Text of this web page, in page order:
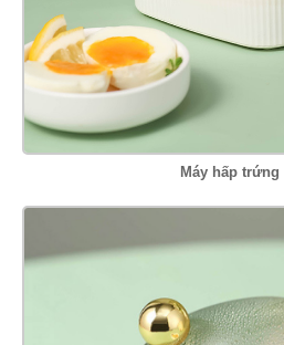
Máy hấp trứng